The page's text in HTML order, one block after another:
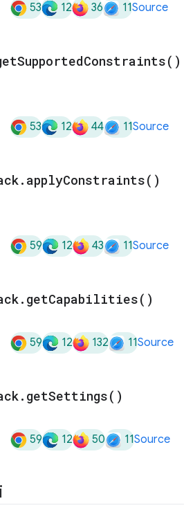
53 12 36 11Source
SupportedConstraints( )
53 12 44 11Source
. applyConstraints( )
59 12 43 11Source
. getCapabilities( )
59 12 132 11Source
. getSettings( )
59 12 50 11Source